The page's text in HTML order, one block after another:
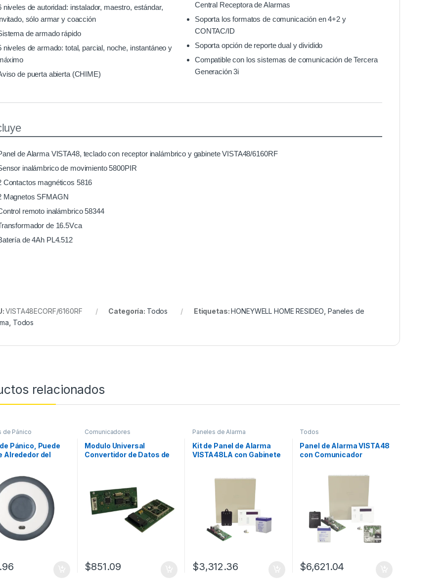
niveles de autoridad: instalador, maestro, estándar,
sólo armar y coacción
de armado rápido
niveles de armado: total, parcial, noche, instantáneo y
de puerta abierta (CHIME)
Central Receptora de Alarmas
Soporta los formatos de comunicación en 4+2 y
CONTAC/ID
Soporta opción de reporte dual y dividido
Compatible con los sistemas de comunicación de Tercera
Generación 3i
de Alarma VISTA48, teclado con receptor inalámbrico y gabinete VISTA48/6160RF
inalámbrico de movimiento 5800PIR
Contactos magnéticos 5816
Magnetos SFMAGN
remoto inalámbrico 58344
de 16.5Vca
de 4Ah PL4.512
VISTA48ECORF/6160RF Categoría: Todos Etiquetas:HONEYWELL HOME RESIDEO Paneles de
Todos
relacionados
de Pánico
Pánico, Puede
Alrededor del
/ Batería de
3-5 años
Comunicadores
Modulo Universal
Convertidor de Datos de
$851.09
Paneles de Alarma
Kit de Panel de Alarma
VISTA48LA con Gabinete
$3,312.36
Todos
Panel de Alarma VISTA48
con Comunicador
$6,621.04